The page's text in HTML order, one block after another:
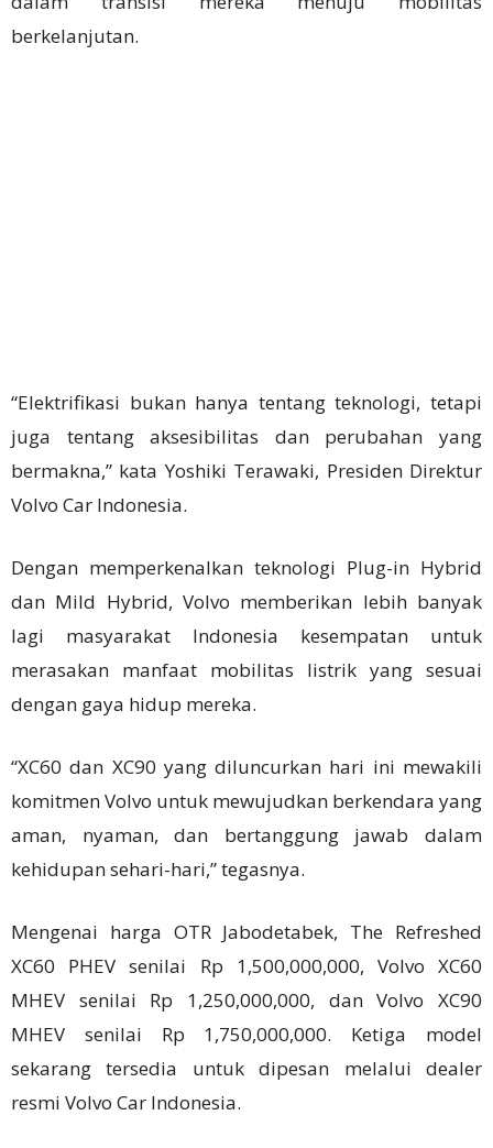
berkelanjutan.
“Elektrifikasi bukan hanya tentang teknologi, tetapi
juga tentang aksesibilitas dan perubahan yang
bermakna,” kata Yoshiki Terawaki, Presiden Direktur
Volvo Car Indonesia.
Dengan memperkenalkan teknologi Plug-in Hybrid
dan Mild Hybrid, Volvo memberikan lebih banyak
lagi masyarakat Indonesia kesempatan untuk
merasakan manfaat mobilitas listrik yang sesuai
dengan gaya hidup mereka.
“XC60 dan XC90 yang diluncurkan hari ini mewakili
komitmen Volvo untuk mewujudkan berkendara yang
aman, nyaman, dan bertanggung jawab dalam
kehidupan sehari-hari,” tegasnya.
Mengenai harga OTR Jabodetabek, The Refreshed
XC60 PHEV senilai Rp 1,500,000,000, Volvo XC60
MHEV senilai Rp 1,250,000,000, dan Volvo XC90
MHEV senilai Rp 1,750,000,000. Ketiga model
sekarang tersedia untuk dipesan melalui dealer
resmi Volvo Car Indonesia.